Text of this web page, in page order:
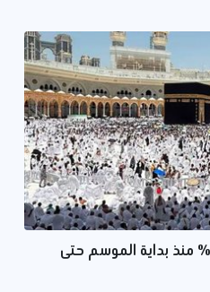
ارتفاع عدد المعتمرين 22.5% منذ بداية الموسم حتى